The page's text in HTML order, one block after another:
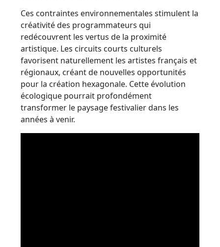
Ces contraintes environnementales stimulent la
créativité des programmateurs qui
redécouvrent les vertus de la proximité
artistique. Les circuits courts culturels
favorisent naturellement les artistes français et
régionaux, créant de nouvelles opportunités
pour la création hexagonale. Cette évolution
écologique pourrait profondément
transformer le paysage festivalier dans les
années à venir.